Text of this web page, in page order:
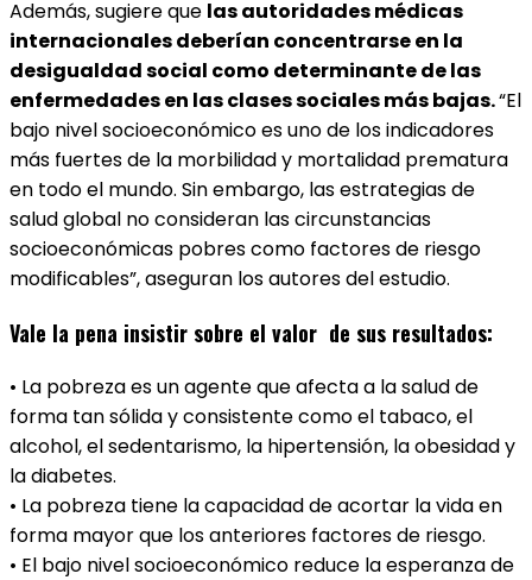
Además, sugiere que las autoridades médicas
internacionales deberían concentrarse en la
desigualdad social como determinante de las
enfermedades en las clases sociales más bajas.“El
bajo nivel socioeconómico es uno de los indicadores
más fuertes de la morbilidad y mortalidad prematura
en todo el mundo. Sin embargo, las estrategias de
salud global no consideran las circunstancias
socioeconómicas pobres como factores de riesgo
modificables”, aseguran los autores del estudio.
Vale la pena insistir sobre el valor de sus resultados:
• La pobreza es un agente que afecta a la salud de
forma tan sólida y consistente como el tabaco, el
alcohol, el sedentarismo, la hipertensión, la obesidad y
la diabetes.
• La pobreza tiene la capacidad de acortar la vida en
forma mayor que los anteriores factores de riesgo.
• El bajo nivel socioeconómico reduce la esperanza de